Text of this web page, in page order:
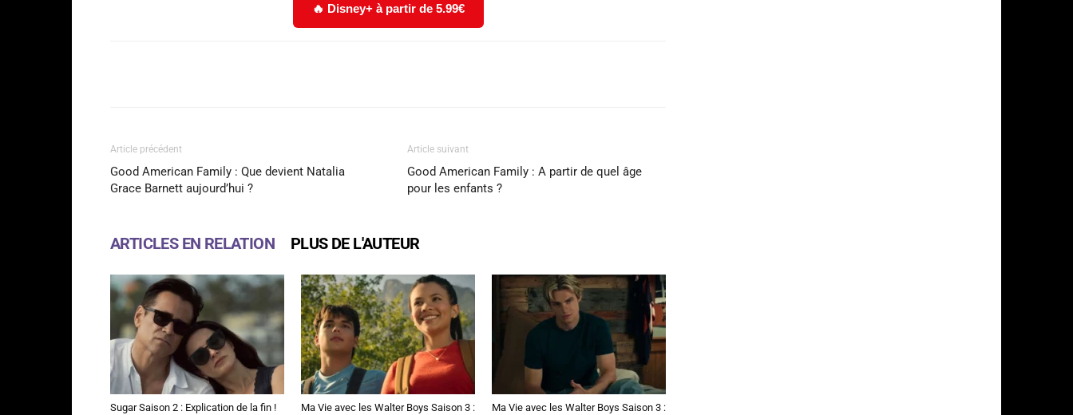
🔥 Disney+ à partir de 5.99€
Article précédent
Good American Family : Que devient Natalia
Grace Barnett aujourd’hui ?
Article suivant
Good American Family : A partir de quel âge
pour les enfants ?
ARTICLES EN RELATION PLUS DE L'AUTEUR
Sugar Saison 2 : Explication de la fin ! Ma Vie avec les Walter Boys Saison 3 : Ma Vie avec les Walter Boys Saison 3 :